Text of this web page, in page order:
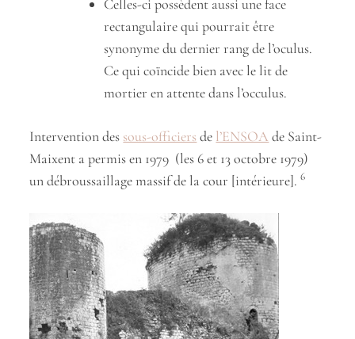
Celles-ci possèdent aussi une face
rectangulaire qui pourrait être
synonyme du dernier rang de l’oculus.
Ce qui coïncide bien avec le lit de
mortier en attente dans l’occulus.
Intervention des sous-officiers de l’ENSOA de Saint-
Maixent a permis en 1979 (les 6 et 13 octobre 1979)
un débroussaillage massif de la cour [intérieure].6